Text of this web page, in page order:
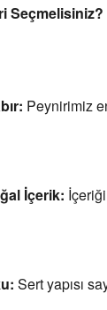
Seçmelisiniz?
Peynirimiz
İçerik:
Sert yapısı